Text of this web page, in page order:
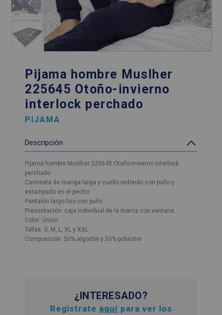
Pijama hombre Muslher
225645 Otoño-invierno
interlock perchado
PIJAMA
Descripción
Pijama hombre Muslher 225645 Otoño-invierno interlock
perchado
Camiseta de manga larga y cuello redondo con puño y
estampado en el pecho.
Pantalón largo liso con puño
Presentación: caja individual de la marca con ventana.
Color: Único
Tallas: S, M, L, XL y XXL
Composición: 50% algodón y 50% poliéster
¿INTERESADO?
Registrate aquí para ver los